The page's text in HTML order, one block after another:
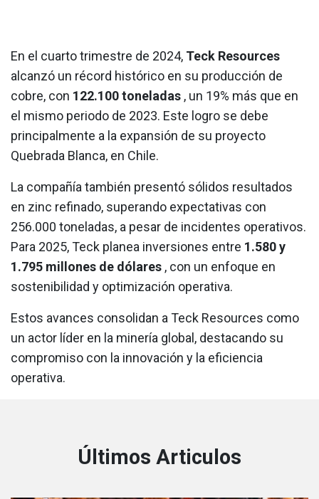
En el cuarto trimestre de 2024, Teck Resources
alcanzó un récord histórico en su producción de
cobre, con 122.100 toneladas , un 19% más que en
el mismo periodo de 2023. Este logro se debe
principalmente a la expansión de su proyecto
Quebrada Blanca, en Chile.
La compañía también presentó sólidos resultados
en zinc refinado, superando expectativas con
256.000 toneladas, a pesar de incidentes operativos.
Para 2025, Teck planea inversiones entre 1.580 y
1.795 millones de dólares , con un enfoque en
sostenibilidad y optimización operativa.
Estos avances consolidan a Teck Resources como
un actor líder en la minería global, destacando su
compromiso con la innovación y la eficiencia
operativa.
Últimos Articulos